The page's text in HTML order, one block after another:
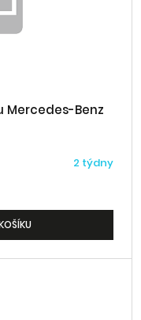
Mercedes-Benz
2 týdny